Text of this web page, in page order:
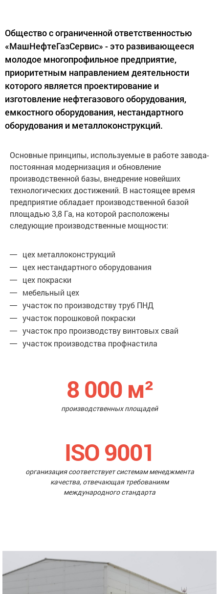
Общество с ограниченной ответственностью
«МашНефтеГазСервис» - это развивающееся
молодое многопрофильное предприятие,
приоритетным направлением деятельности
которого является проектирование и
изготовление нефтегазового оборудования,
емкостного оборудования, нестандартного
оборудования и металлоконструкций.
Основные принципы, используемые в работе завода-
постоянная модернизация и обновление
производственной базы, внедрение новейших
технологических достижений. В настоящее время
предприятие обладает производственной базой
площадью 3,8 Га, на которой расположены
следующие производственные мощности:
цех металлоконструкций
цех нестандартного оборудования
цех покраски
мебельный цех
участок по производству труб ПНД
участок порошковой покраски
участок про производству винтовых свай
участок производства профнастила
8 000 м²
производственных площадей
ISO 9001
организация соответствует системам менеджмента
качества, отвечающая требованиям
международного стандарта